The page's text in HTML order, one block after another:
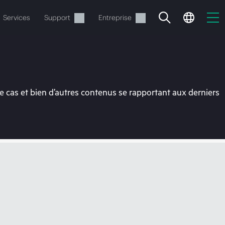
Services Support Entreprise
et bien d’autres contenus se rapportant aux derniers